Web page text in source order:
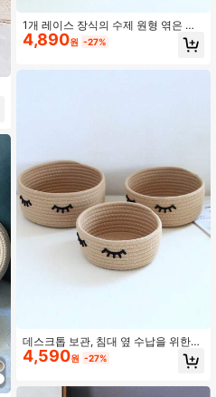
1개 레이스 장식의 수제 원형 엮은 수
납함. 리모컨, 화장품, 간식, 전자기기
등의 데스크톱 수납용. 주방, 주방 용
4,890원 -27%
데스크톱 보관, 침대 옆 수납을 위한
장식용 수작업 원형 저장 바구니. 과
일, 장난감 및 벌크 물품을 위한 도매
4,590원 -27%